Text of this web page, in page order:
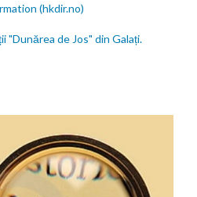
(hkdir.no)
"Dunărea de Jos" din Galați.